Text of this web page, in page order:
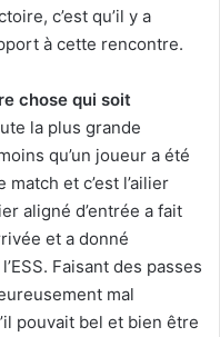
c’est qu’il y a
à cette rencontre.
chose qui soit
la plus grande
qu’un joueur a été
et c’est l’ailier
aligné d’entrée a fait
et a donné
Faisant des passes
mal
pouvait bel et bien être